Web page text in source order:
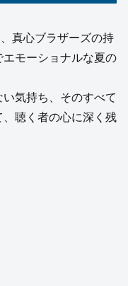
真心ブラザーズの持
モーショナルな夏の
気持ち、そのすべて
聴く者の心に深く残